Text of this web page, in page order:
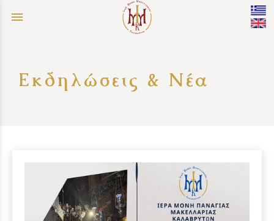
menu
Εκδηλώσεις & Νέα